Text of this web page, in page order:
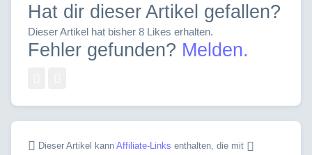
Hat dir dieser Artikel gefallen?
Dieser Artikel hat bisher 8 Likes erhalten.
Fehler gefunden? Melden.
Dieser Artikel kann Affiliate-Links enthalten, die mit